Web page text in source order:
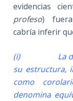
evidencias
profeso) fuera
cabría inferir
(i) La
su estructura,
como
denomina